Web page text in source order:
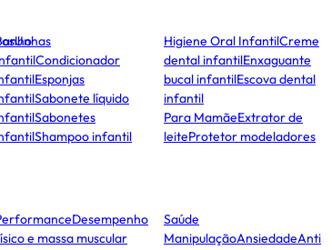
Unhas
Condicionador
Esponjas
Sabonete líquido
Sabonetes
Shampoo infantil
Higiene Oral InfantilCreme
dental infantilEnxaguante
bucal infantilEscova dental
infantil
Para MamãeExtrator de
leiteProtetor modeladores
Desempenho
e massa muscular
Saúde
ManipulaçãoAnsiedadeAnti